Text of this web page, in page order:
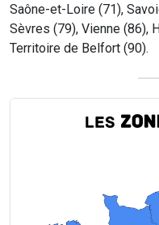
Saône-et-Loire (71),
Sèvres (79), Vienne (86),
Territoire de Belfort (90).